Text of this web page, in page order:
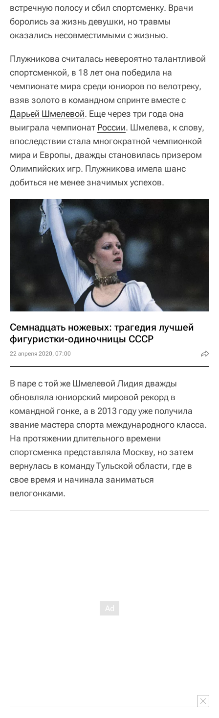
встречную полосу и сбил спортсменку. Врачи
боролись за жизнь девушки, но травмы
оказались несовместимыми с жизнью.
Плужникова считалась невероятно талантливой
спортсменкой, в 18 лет она победила на
чемпионате мира среди юниоров по велотреку,
взяв золото в командном спринте вместе с
Дарьей Шмелевой. Еще через три года она
выиграла чемпионат России. Шмелева, к слову,
впоследствии стала многократной чемпионкой
мира и Европы, дважды становилась призером
Олимпийских игр. Плужникова имела шанс
добиться не менее значимых успехов.
Семнадцать ножевых: трагедия лучшей
фигуристки-одиночницы СССР
22 апреля 2020, 07:00
В паре с той же Шмелевой Лидия дважды
обновляла юниорский мировой рекорд в
командной гонке, а в 2013 году уже получила
звание мастера спорта международного класса.
На протяжении длительного времени
спортсменка представляла Москву, но затем
вернулась в команду Тульской области, где в
свое время и начинала заниматься
велогонками.